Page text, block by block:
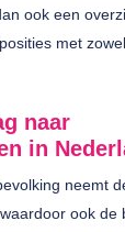
ook een
met
naar
in
neemt
ook de